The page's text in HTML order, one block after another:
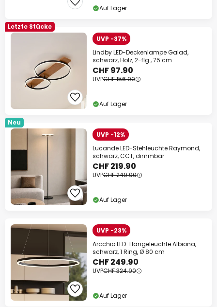
Auf Lager
Letzte Stücke
UVP -37%
Lindby LED-Deckenlampe Galad,
schwarz, Holz, 2-flg., 75 cm
CHF 97.90
UVPCHF 156.90
Auf Lager
Neu
UVP -12%
Lucande LED-Stehleuchte Raymond,
schwarz, CCT, dimmbar
CHF 219.90
UVPCHF 249.90
Auf Lager
UVP -23%
Arcchio LED-Hängeleuchte Albiona,
schwarz, 1 Ring, Ø 80 cm
CHF 249.90
UVPCHF 324.90
Auf Lager